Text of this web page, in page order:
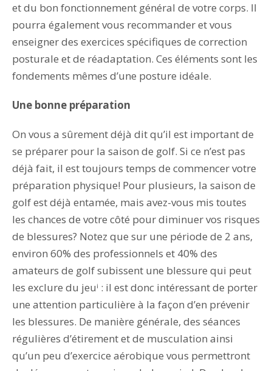
et du bon fonctionnement général de votre corps. Il
pourra également vous recommander et vous
enseigner des exercices spécifiques de correction
posturale et de réadaptation. Ces éléments sont les
fondements mêmes d’une posture idéale.
Une bonne préparation
On vous a sûrement déjà dit qu’il est important de
se préparer pour la saison de golf. Si ce n’est pas
déjà fait, il est toujours temps de commencer votre
préparation physique! Pour plusieurs, la saison de
golf est déjà entamée, mais avez-vous mis toutes
les chances de votre côté pour diminuer vos risques
de blessures? Notez que sur une période de 2 ans,
environ 60% des professionnels et 40% des
amateurs de golf subissent une blessure qui peut
les exclure du jeuⁱ : il est donc intéressant de porter
une attention particulière à la façon d’en prévenir
les blessures. De manière générale, des séances
régulières d’étirement et de musculation ainsi
qu’un peu d’exercice aérobique vous permettront